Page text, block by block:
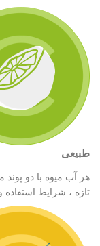
طبیعی
هر آب میوه با دو
تازه ، شرایط استفاده